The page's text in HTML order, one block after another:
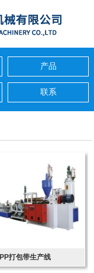
产品
联系
PP打包带生产线